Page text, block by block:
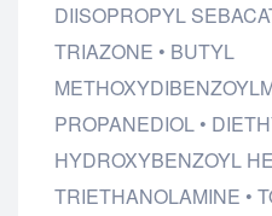
DIISOPROPYL
TRIAZONE • BUTYL
PROPANEDIOL •
HYDROXYBENZOYL
TRIETHANOLAMINE •